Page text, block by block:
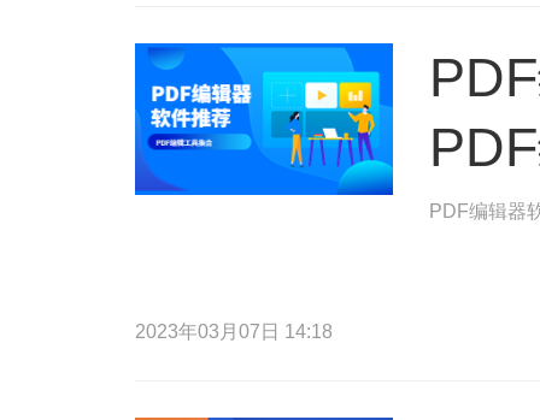
PDF编辑器
2023年03月07日 14:18